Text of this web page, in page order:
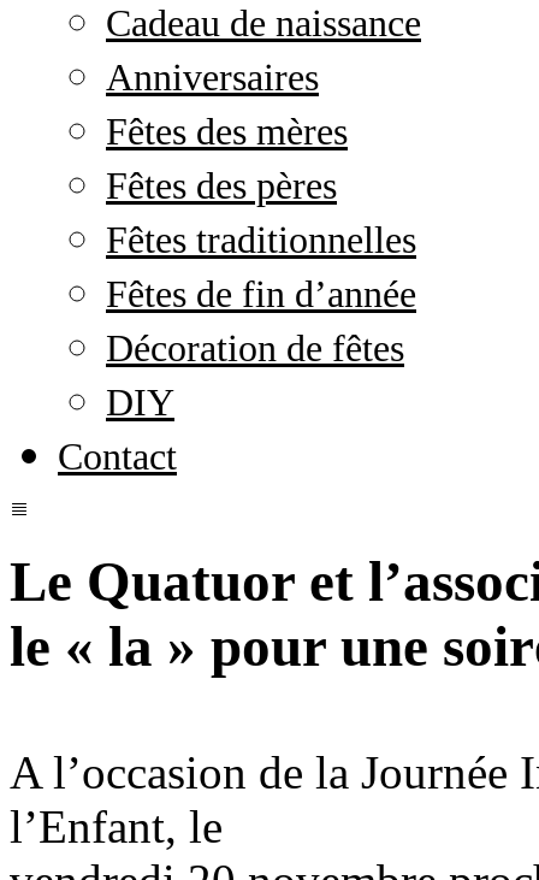
Cadeau de naissance
Anniversaires
Fêtes des mères
Fêtes des pères
Fêtes traditionnelles
Fêtes de fin d’année
Décoration de fêtes
DIY
Contact
Le Quatuor et
le « la » pour une
A l’occasion de la Journée
l’Enfant, le